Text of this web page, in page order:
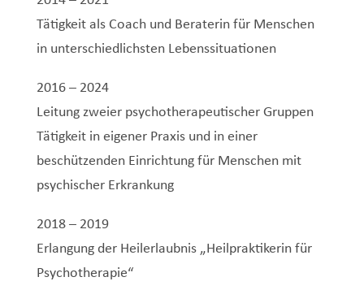
Tätigkeit als Coach und Beraterin für Menschen
in unterschiedlichsten Lebenssituationen
2016 – 2024
Leitung zweier psychotherapeutischer Gruppen
Tätigkeit in eigener Praxis und in einer
beschützenden Einrichtung für Menschen mit
psychischer Erkrankung
2018 – 2019
Erlangung der Heilerlaubnis „Heilpraktikerin für
Psychotherapie“